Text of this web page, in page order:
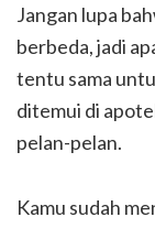
Jangan lupa
berbeda, jadi
tentu sama
ditemui di
pelan-pelan.
Kamu sudah